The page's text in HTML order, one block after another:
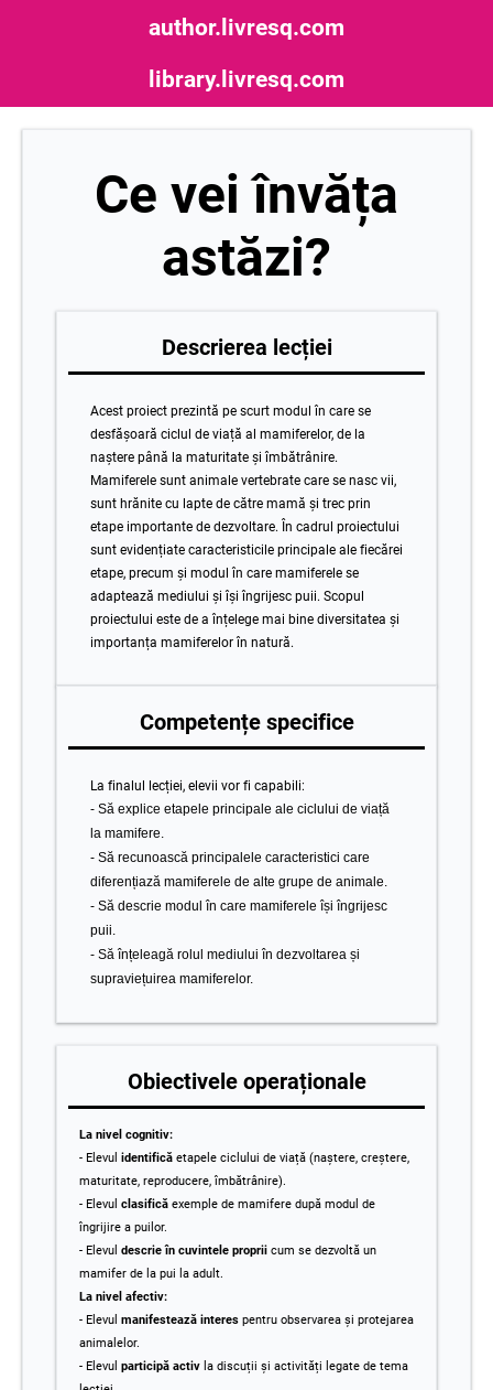
author.livresq.com
library.livresq.com
Ce vei învăța
astăzi?
Descrierea lecției
Acest proiect prezintă pe scurt modul în care se
desfășoară ciclul de viață al mamiferelor, de la
naștere până la maturitate și îmbătrânire.
Mamiferele sunt animale vertebrate care se nasc vii,
sunt hrănite cu lapte de către mamă și trec prin
etape importante de dezvoltare. În cadrul proiectului
sunt evidențiate caracteristicile principale ale fiecărei
etape, precum și modul în care mamiferele se
adaptează mediului și își îngrijesc puii. Scopul
proiectului este de a înțelege mai bine diversitatea și
importanța mamiferelor în natură.
Competențe specifice
La finalul lecției, elevii vor fi capabili:
- Să explice etapele principale ale ciclului de viață
la mamifere.
- Să recunoască principalele caracteristici care
diferențiază mamiferele de alte grupe de animale.
- Să descrie modul în care mamiferele își îngrijesc
puii.
- Să înțeleagă rolul mediului în dezvoltarea și
supraviețuirea mamiferelor.
Obiectivele operaționale
La nivel cognitiv:
- Elevul identifică etapele ciclului de viață (naștere, creștere,
maturitate, reproducere, îmbătrânire).
- Elevul clasifică exemple de mamifere după modul de
îngrijire a puilor.
- Elevul descrie în cuvintele proprii cum se dezvoltă un
mamifer de la pui la adult.
La nivel afectiv:
- Elevul manifestează interes pentru observarea și protejarea
animalelor.
- Elevul participă activ la discuții și activități legate de tema